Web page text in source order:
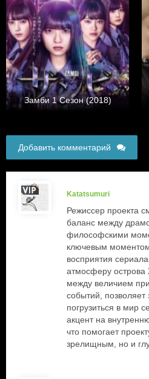
Замби 1 Сезон (2018)
Добавить комментарий
Katatsumuri
Режиссер проекта
баланс между
философскими
ключевым
восприятия
атмосферу острова
между величием
событий,
погрузиться в мир
акцент на
что помогает
зрелищным, но и